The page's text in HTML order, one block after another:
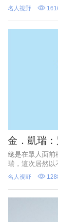
名人視野
金．凱瑞
總是在眾人面前
瑞，這次居然以
演講中，認識喜
名人視野